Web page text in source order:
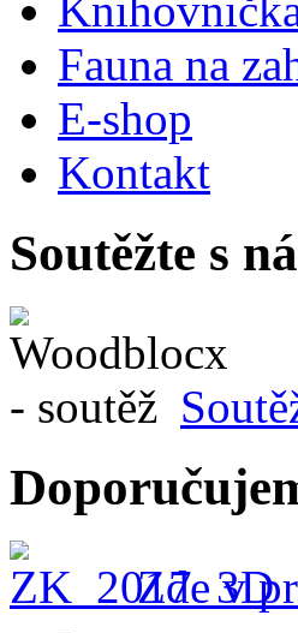
Fauna na
E-shop
Kontakt
Soutěžte s
Zde v